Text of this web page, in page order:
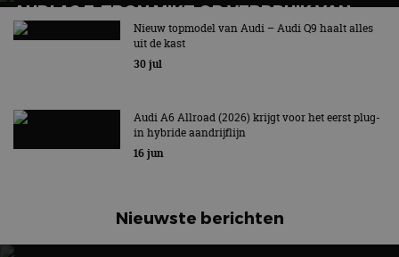
AUDI A2 E-TRON MIKT OP VERBRUIK VAN
12,8 KWH PER 100 KILOMETER
Nieuw topmodel van Audi – Audi Q9 haalt alles
uit de kast
30 jul
Audi A6 Allroad (2026) krijgt voor het eerst plug-
in hybride aandrijflijn
16 jun
Nieuwste berichten